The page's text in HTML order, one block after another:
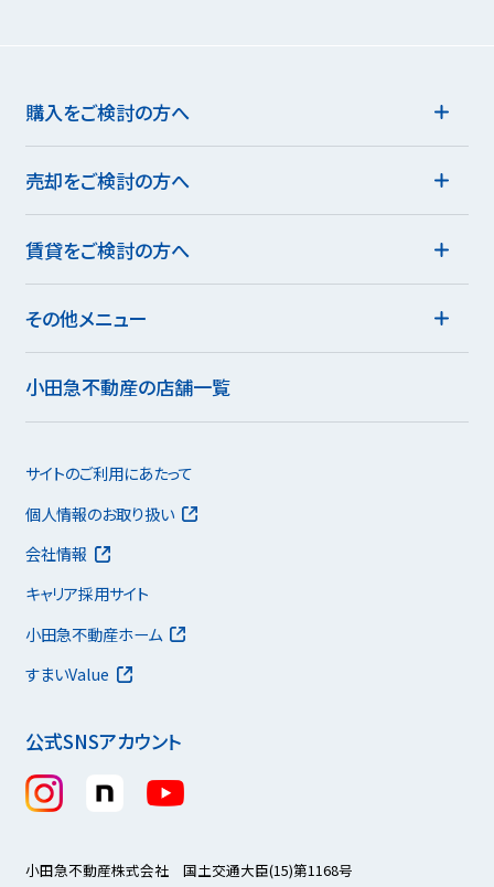
購入をご検討の方へ
売却をご検討の方へ
賃貸をご検討の方へ
その他メニュー
小田急不動産の店舗一覧
公式SNSアカウント
サイトのご利用にあたって
個人情報のお取り扱い
会社情報
キャリア採用サイト
小田急不動産ホーム
すまいValue
小田急不動産株式会社 国土交通大臣(15)第1168号